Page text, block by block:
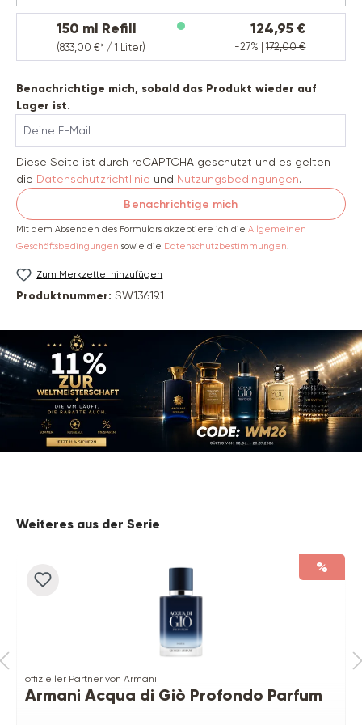
150 ml Refill
(833,00 €* / 1 Liter)
124,95 €
-27% |172,00 €
Benachrichtige mich, sobald das Produkt wieder auf
Lager ist.
Diese Seite ist durch reCAPTCHA geschützt und es gelten
die Datenschutzrichtlinie und Nutzungsbedingungen.
Benachrichtige mich
Mit dem Absenden des Formulars akzeptiere ich die Allgemeinen
Geschäftsbedingungen sowie die Datenschutzbestimmungen.
Zum Merkzettel hinzufügen
Produktnummer: SW13619.1
Produktgalerie überspringen
Weiteres aus der Serie
%
offizieller Partner von Armani
Armani Acqua di Giò Profondo Parfum